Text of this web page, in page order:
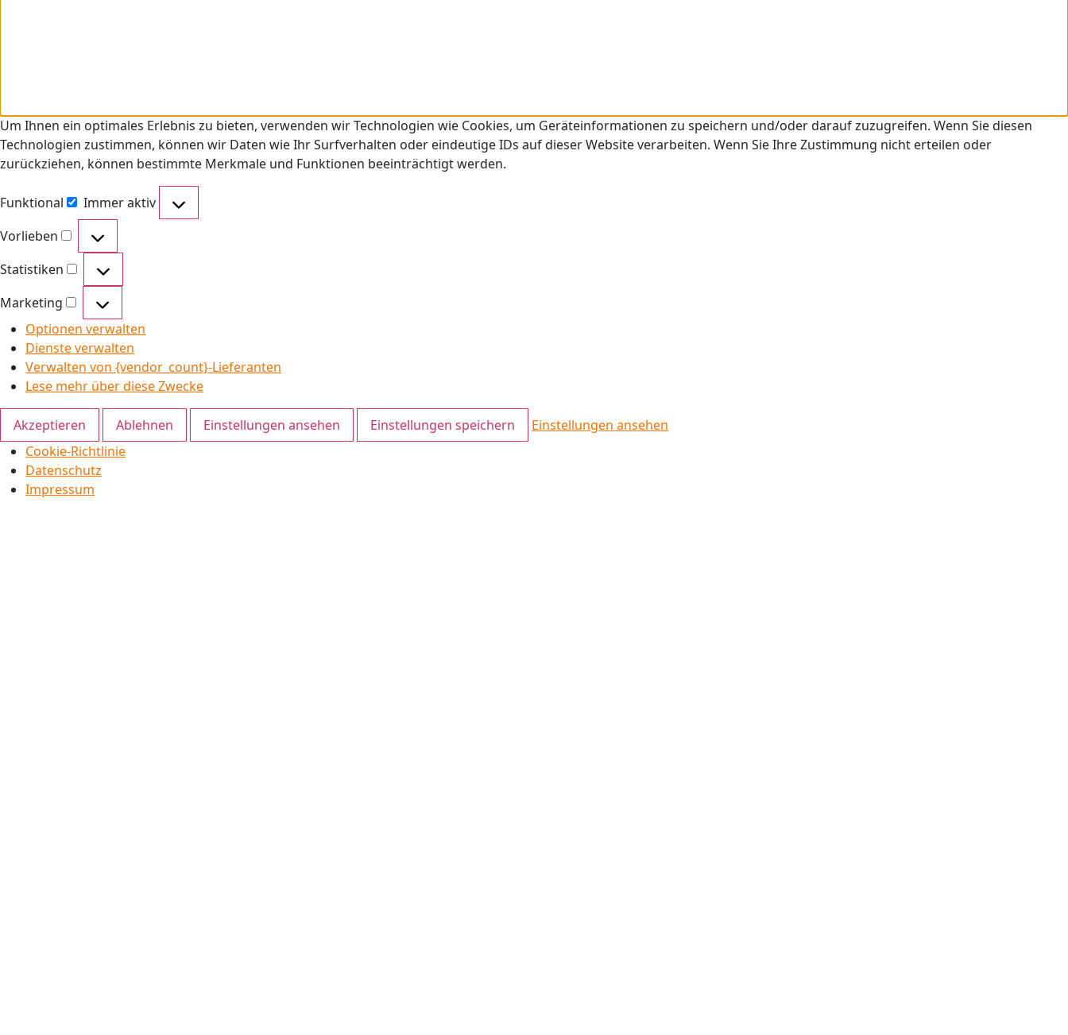
Um Ihnen ein optimales Erlebnis zu bieten, verwenden wir Technologien wie Cookies, um Geräteinformationen zu speichern und/oder darauf zuzugreifen. Wenn Sie diesen
Technologien zustimmen, können wir Daten wie Ihr Surfverhalten oder eindeutige IDs auf dieser Website verarbeiten. Wenn Sie Ihre Zustimmung nicht erteilen oder
zurückziehen, können bestimmte Merkmale und Funktionen beeinträchtigt werden.
Funktional
Immer aktiv
Vorlieben
Statistiken
Marketing
Optionen verwalten
Dienste verwalten
Verwalten von {vendor_count}-Lieferanten
Lese mehr über diese Zwecke
Akzeptieren Ablehnen Einstellungen ansehen Einstellungen speichern
Einstellungen ansehen
Cookie-Richtlinie
Datenschutz
Impressum